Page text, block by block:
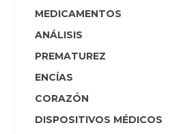
MEDICAMENTOS
ANÁLISIS
PREMATUREZ
ENCÍAS
CORAZÓN
DISPOSITIVOS MÉDICOS